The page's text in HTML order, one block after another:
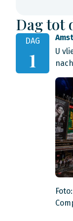
Dag tot
DAG
1
U